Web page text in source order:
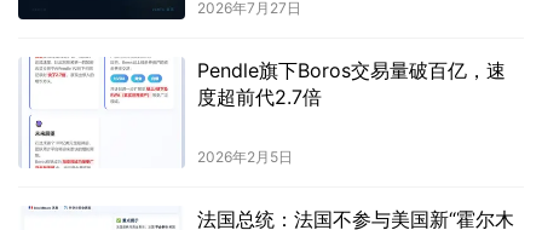
2026年7月27日
Pendle旗下Boros交易量破百亿，速
度超前代2.7倍
2026年2月5日
法国总统：法国不参与美国新“霍尔木